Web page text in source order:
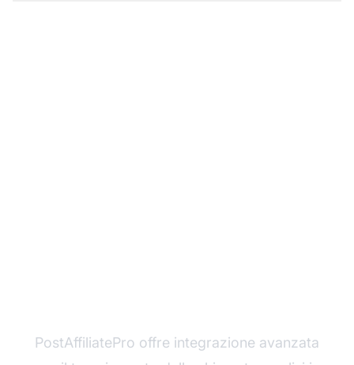
PostAffiliatePro offre integrazione avanzata